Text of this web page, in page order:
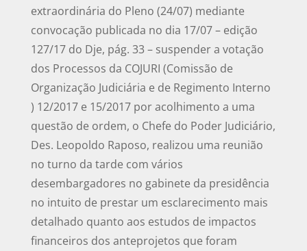
extraordinária do Pleno (24/07) mediante
convocação publicada no dia 17/07 – edição
127/17 do Dje, pág. 33 – suspender a votação
dos Processos da COJURI (Comissão de
Organização Judiciária e de Regimento Interno
) 12/2017 e 15/2017 por acolhimento a uma
questão de ordem, o Chefe do Poder Judiciário,
Des. Leopoldo Raposo, realizou uma reunião
no turno da tarde com vários
desembargadores no gabinete da presidência
no intuito de prestar um esclarecimento mais
detalhado quanto aos estudos de impactos
financeiros dos anteprojetos que foram